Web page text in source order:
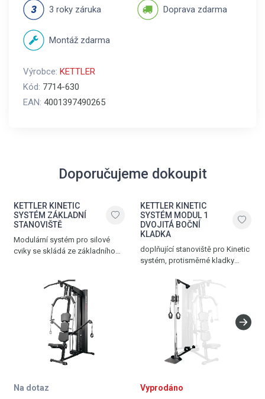
3 roky záruka Doprava zdarma
Montáž zdarma
Výrobce: KETTLER
Kód: 7714-630
EAN: 4001397490265
Doporučujeme dokoupit
KETTLER KINETIC
SYSTÉM ZÁKLADNÍ
STANOVIŠTĚ
Modulární systém pro silové
cviky se skládá ze základního
pro kompletní procvičování
všech hlavních svalových
Na dotaz
KETTLER KINETIC
SYSTÉM MODUL 1
DVOJITÁ BOČNÍ
KLADKA
doplňující stanoviště pro Kinetic
systém, protisměrné kladky
nastavitelné, závaží 2 x 50 kg,
vyrobeno v Německu
Vyprodáno